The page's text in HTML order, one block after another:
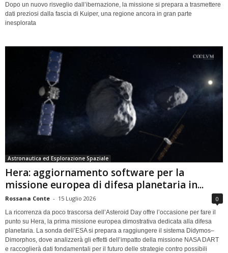
Dopo un nuovo risveglio dall’ibernazione, la missione si prepara a trasmettere
dati preziosi dalla fascia di Kuiper, una regione ancora in gran parte
inesplorata
Astronautica ed Esplorazione Spaziale
Hera: aggiornamento software per la
missione europea di difesa planetaria in...
Rossana Conte - 15 Luglio 2026 0
La ricorrenza da poco trascorsa dell’Asteroid Day offre l’occasione per fare il
punto su Hera, la prima missione europea dimostrativa dedicata alla difesa
planetaria. La sonda dell’ESA si prepara a raggiungere il sistema Didymos–
Dimorphos, dove analizzerà gli effetti dell’impatto della missione NASA DART
e raccoglierà dati fondamentali per il futuro delle strategie contro possibili